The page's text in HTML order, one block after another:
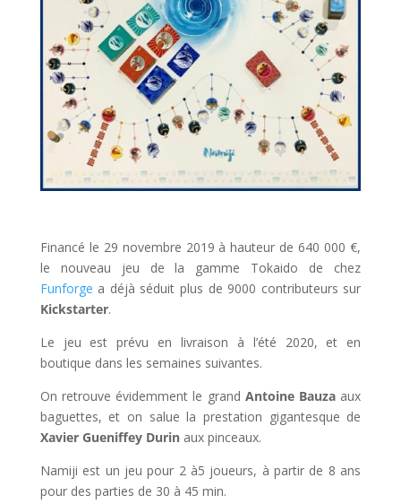
Financé le 29 novembre 2019 à hauteur de 640 000 €,
le nouveau jeu de la gamme Tokaido de chez
Funforge a déjà séduit plus de 9000 contributeurs sur
Kickstarter.
Le jeu est prévu en livraison à l’été 2020, et en
boutique dans les semaines suivantes.
On retrouve évidemment le grand Antoine Bauza aux
baguettes, et on salue la prestation gigantesque de
Xavier Gueniffey Durinaux pinceaux.
Namiji est un jeu pour 2 à5 joueurs, à partir de 8 ans
pour des parties de 30 à 45 min.